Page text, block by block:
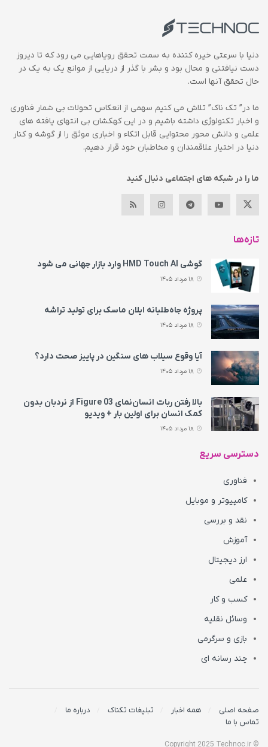
دنیا با سرعتی خیره کننده به سمت تحقق رویاهایی می رود که تا دیروز
دست نیافتنی و محال بود و بشر با گذر از دریایی از موانع یک به یک در
حال تحقق آنها است.
ما در” تک ناک” تلاش می کنیم سهمی از انعکاس تحولات بی شمار فناوری
و اخبار تکنولوژی داشته باشیم و در این کهکشان بی انتهای یافته های
علمی و دانش محور محتوایی قابل اتکاء و اخباری موثق را از گوشه و کنار
دنیا در اختیار علاقمندان و مخاطبان خود قرار دهیم.
ما را در شبکه های اجتماعی دنبال کنید
تازه‌ها
گوشی HMD Touch AI وارد بازار جهانی می‌ شود
پروژه جاه‌طلبانه ایلان ماسک برای تولید تراشه
آیا وقوع سیلاب های سنگین در پاییز صحت دارد؟
بالا رفتن ربات انسان‌نمای Figure 03 از نردبان بدون
کمک انسان برای اولین بار + ویدیو
دسترسی سریع
فناوری
کامپیوتر و موبایل
نقد و بررسی
آموزش
ارز دیجیتال
علمی
کسب و کار
وسائل نقلیه
بازی و سرگرمی
چند رسانه ای
صفحه اصلی همه اخبار تبلیغات تکناک
درباره ما
تماس با ما
© Copyright 2025 Technoc.ir